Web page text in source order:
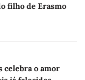
filho de Erasmo
celebra o amor